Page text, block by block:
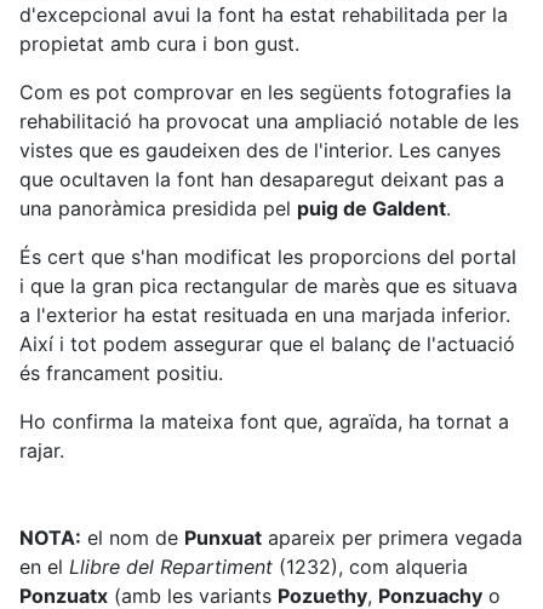
d'excepcional avui la font ha estat rehabilitada per la
propietat amb cura i bon gust.
Com es pot comprovar en les següents fotografies la
rehabilitació ha provocat una ampliació notable de les
vistes que es gaudeixen des de l'interior. Les canyes
que ocultaven la font han desaparegut deixant pas a
una panoràmica presidida pel puig de Galdent.
És cert que s'han modificat les proporcions del portal
i que la gran pica rectangular de marès que es situava
a l'exterior ha estat resituada en una marjada inferior.
Així i tot podem assegurar que el balanç de l'actuació
és francament positiu.
Ho confirma la mateixa font que, agraïda, ha tornat a
rajar.
NOTA: el nom de Punxuat apareix per primera vegada
en el Llibre del Repartiment (1232), com alqueria
Ponzuatx (amb les variants Pozuethy, Ponzuachy o